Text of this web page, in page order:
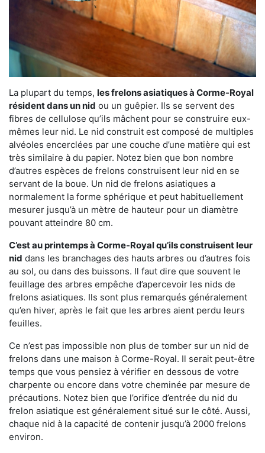
La plupart du temps, les frelons asiatiques à Corme-Royal
résident dans un nid ou un guêpier. Ils se servent des
fibres de cellulose qu’ils mâchent pour se construire eux-
mêmes leur nid. Le nid construit est composé de multiples
alvéoles encerclées par une couche d’une matière qui est
très similaire à du papier. Notez bien que bon nombre
d’autres espèces de frelons construisent leur nid en se
servant de la boue. Un nid de frelons asiatiques a
normalement la forme sphérique et peut habituellement
mesurer jusqu’à un mètre de hauteur pour un diamètre
pouvant atteindre 80 cm.
C’est au printemps à Corme-Royal qu’ils construisent leur
nid dans les branchages des hauts arbres ou d’autres fois
au sol, ou dans des buissons. Il faut dire que souvent le
feuillage des arbres empêche d’apercevoir les nids de
frelons asiatiques. Ils sont plus remarqués généralement
qu’en hiver, après le fait que les arbres aient perdu leurs
feuilles.
Ce n’est pas impossible non plus de tomber sur un nid de
frelons dans une maison à Corme-Royal. Il serait peut-être
temps que vous pensiez à vérifier en dessous de votre
charpente ou encore dans votre cheminée par mesure de
précautions. Notez bien que l’orifice d’entrée du nid du
frelon asiatique est généralement situé sur le côté. Aussi,
chaque nid à la capacité de contenir jusqu’à 2000 frelons
environ.